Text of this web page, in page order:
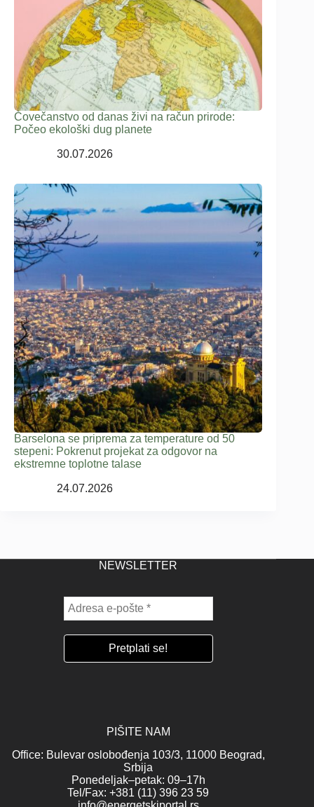
Čovečanstvo od danas živi na račun prirode:
Počeo ekološki dug planete
30.07.2026
Barselona se priprema za temperature od 50
stepeni: Pokrenut projekat za odgovor na
ekstremne toplotne talase
24.07.2026
NEWSLETTER
PIŠITE NAM
Office: Bulevar oslobođenja 103/3, 11000 Beograd,
Srbija
Ponedeljak–petak: 09–17h
Tel/Fax: +381 (11) 396 23 59